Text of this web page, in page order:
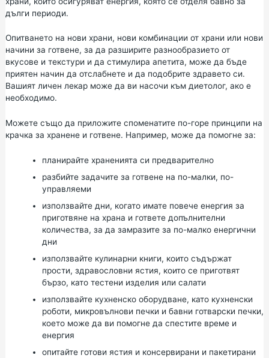
дълги периоди.
Опитването на нови храни, нови комбинации от храни или нови
начини за готвене, за да разширите разнообразието от
вкусове и текстури и да стимулира апетита, може да бъде
приятен начин да отслабнете и да подобрите здравето си.
Вашият личен лекар може да ви насочи към диетолог, ако е
необходимо.
Можете също да приложите споменатите по-горе принципи на
крачка за хранене и готвене. Например, може да помогне за:
планирайте храненията си предварително
разбийте задачите за готвене на по-малки, по-
управляеми
използвайте дни, когато имате повече енергия за
приготвяне на храна и гответе допълнителни
количества, за да замразите за по-малко енергични
дни
използвайте кулинарни книги, които съдържат
прости, здравословни ястия, които се приготвят
бързо, като тестени изделия или салати
използвайте кухненско оборудване, като кухненски
роботи, микровълнови печки и бавни готварски печки,
което може да ви помогне да спестите време и
енергия
опитайте готови ястия и консервирани и пакетирани